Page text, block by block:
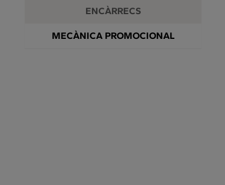
ENCÀRRECS
MECÀNICA PROMOCIONAL